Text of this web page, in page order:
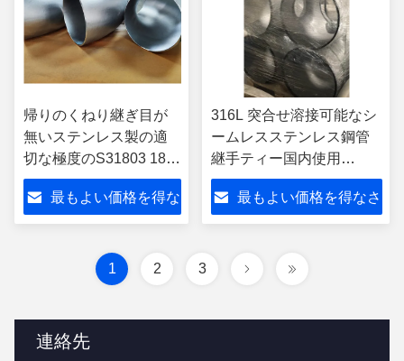
連絡先
帰りのくねり継ぎ目が
無いステンレス製の適
切な極度のS31803 180
度
最もよい価格を得な
316L 突合せ溶接可能なシ
ームレスステンレス鋼管
継手ティー国内使用
Sch10s
最もよい価格を得なさ
1 2 3